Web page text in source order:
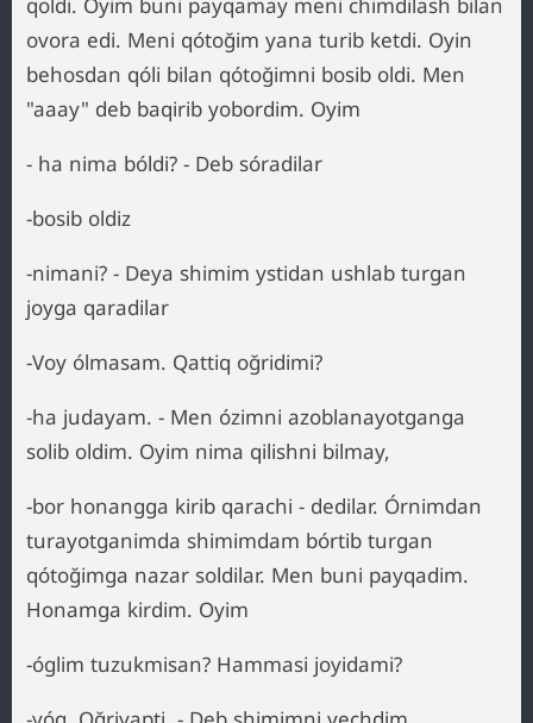
ovora edi. Meni qótoğim yana turib ketdi. Oyin
behosdan qóli bilan qótoğimni bosib oldi. Men
"aaay" deb baqirib yobordim. Oyim
- ha nima bóldi? - Deb sóradilar
-bosib oldiz
-nimani? - Deya shimim ystidan ushlab turgan
joyga qaradilar
-Voy ólmasam. Qattiq oğridimi?
-ha judayam. - Men ózimni azoblanayotganga
solib oldim. Oyim nima qilishni bilmay,
-bor honangga kirib qarachi - dedilar. Órnimdan
turayotganimda shimimdam bórtib turgan
qótoğimga nazar soldilar. Men buni payqadim.
Honamga kirdim. Oyim
-óglim tuzukmisan? Hammasi joyidami?